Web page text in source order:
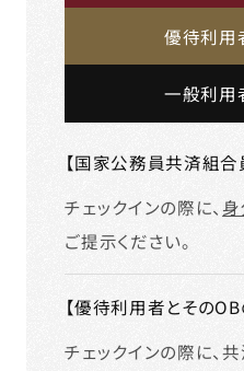
優待利用
一般利用
【国家公務員共済組合
チェックインの際に、身
ご提示ください。
【優待利用者とそのOB
チェックインの際に、